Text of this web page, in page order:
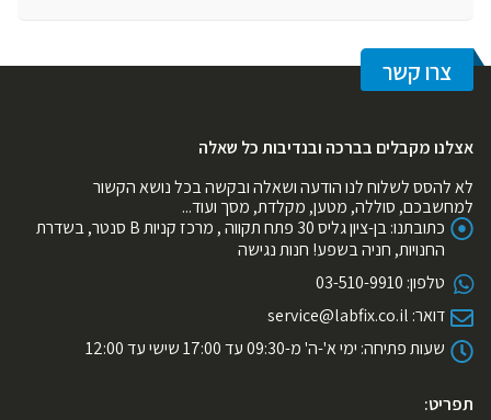
צרו קשר
אצלנו מקבלים בברכה ובנדיבות כל שאלה
לא להסס לשלוח לנו הודעה ושאלה ובקשה בכל נושא הקשור
למחשבכם, סוללה, מטען, מקלדת, מסך ועוד...
כתובתנו:
בן-ציון גליס 30 פתח תקווה , מרכז קניות B סנטר, בשדרת
החנויות, חניה בשפע! חנות נגישה
טלפון: 03-510-9910
דואר: service@labfix.co.il
שעות פתיחה: ימי א'-ה' מ-09:30 עד 17:00 שישי עד 12:00
תפריט: